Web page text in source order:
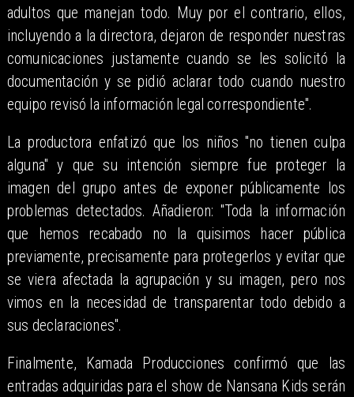
adultos que manejan todo. Muy por el contrario, ellos,
incluyendo a la directora, dejaron de responder nuestras
comunicaciones justamente cuando se les solicitó la
documentación y se pidió aclarar todo cuando nuestro
equipo revisó la información legal correspondiente".
La productora enfatizó que los niños "no tienen culpa
alguna" y que su intención siempre fue proteger la
imagen del grupo antes de exponer públicamente los
problemas detectados. Añadieron: "Toda la información
que hemos recabado no la quisimos hacer pública
previamente, precisamente para protegerlos y evitar que
se viera afectada la agrupación y su imagen, pero nos
vimos en la necesidad de transparentar todo debido a
sus declaraciones".
Finalmente, Kamada Producciones confirmó que las
entradas adquiridas para el show de Nansana Kids serán